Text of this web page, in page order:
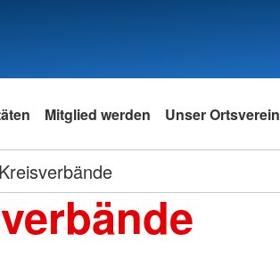
Mitglied werden Unser Ortsverein
Kreisverbände